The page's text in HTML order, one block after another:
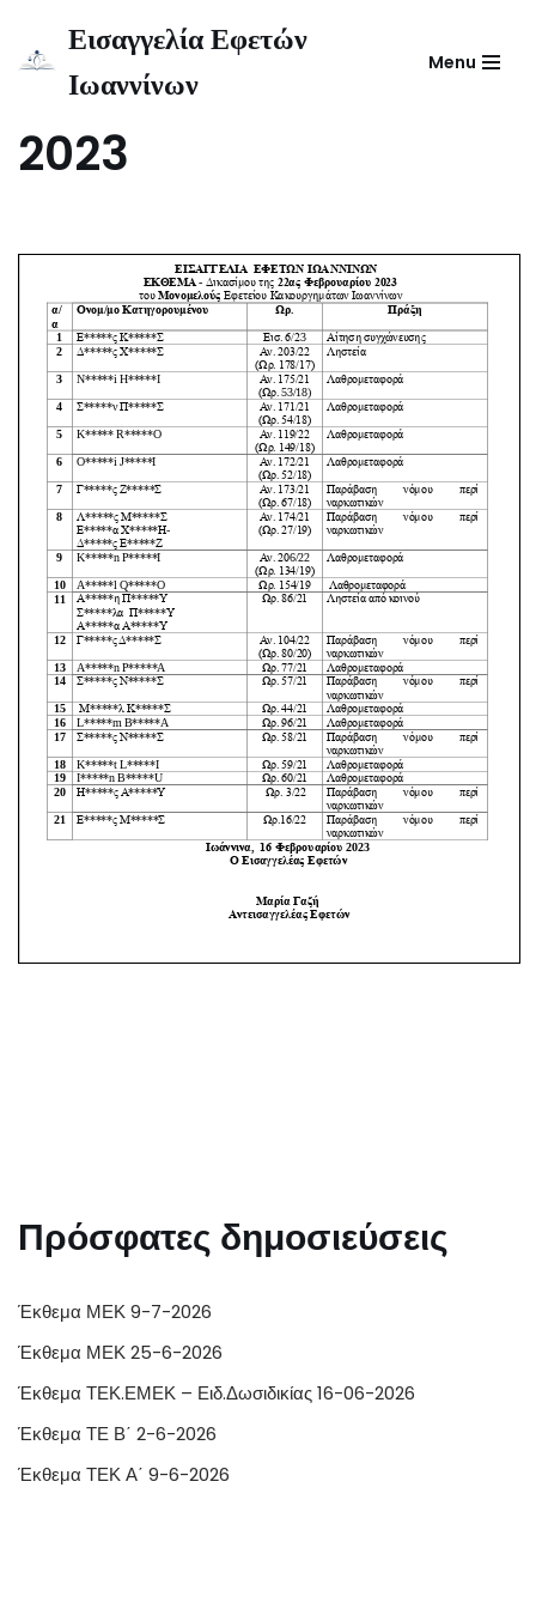
Μεταπηδήστε
Εισαγγελία Εφετών
Ιωαννίνων
Menu
Έκθεμα ΜΕΚ 22-2-
2023
Πρόσφατες δημοσιεύσεις
Έκθεμα ΜΕΚ 9-7-2026
Έκθεμα ΜΕΚ 25-6-2026
Έκθεμα ΤΕΚ.ΕΜΕΚ – Ειδ.Δωσιδικίας 16-06-2026
Έκθεμα ΤΕ Β΄ 2-6-2026
Έκθεμα ΤΕΚ Α΄ 9-6-2026